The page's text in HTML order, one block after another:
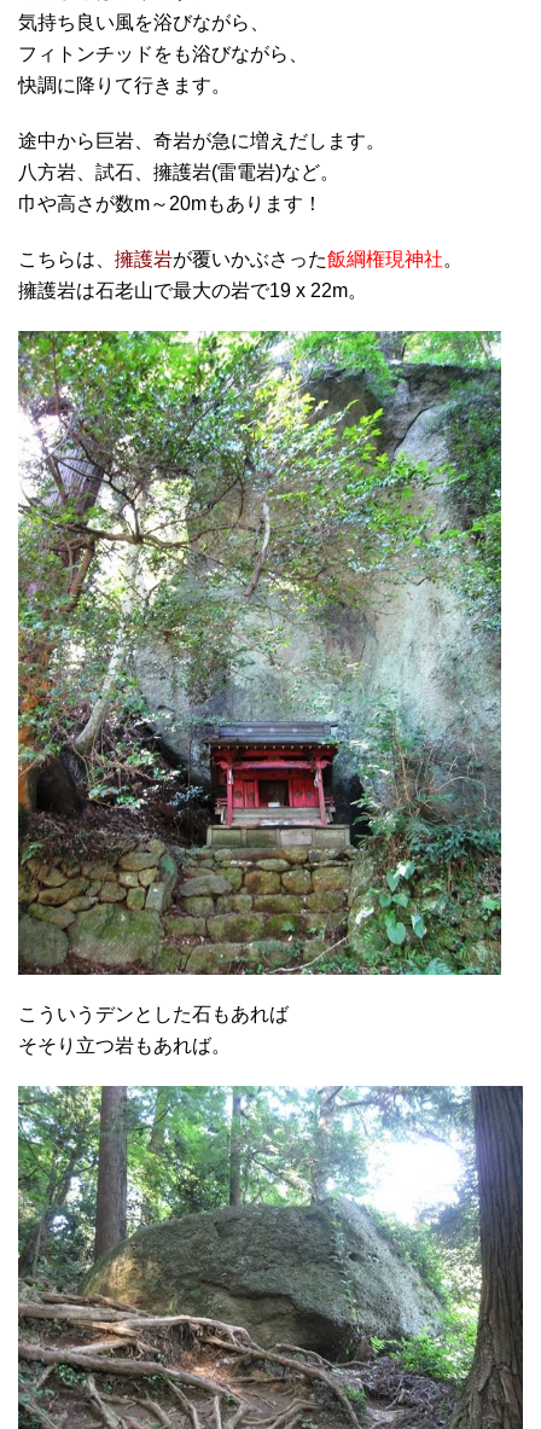
気持ち良い風を浴びながら、
フィトンチッドをも浴びながら、
快調に降りて行きます。
途中から巨岩、奇岩が急に増えだします。
八方岩、試石、擁護岩(雷電岩)など。
巾や高さが数m～20mもあります！
こちらは、 擁護岩が覆いかぶさった飯綱権現神社。
擁護岩は石老山で最大の岩で19 x 22m。
こういうデンとした石もあれば
そそり立つ岩もあれば。